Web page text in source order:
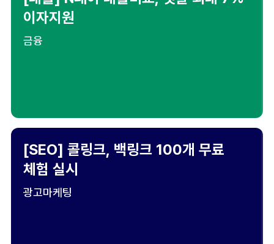
이자지원
금융
[SEO] 콜링크, 백링크 100개 무료
체험 실시
광고마케팅